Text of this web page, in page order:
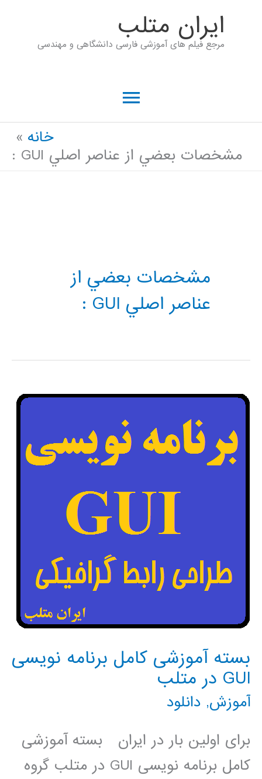
ايران متلب
مرجع فیلم های آموزشی فارسی دانشگاهی و مهندسی
فهرست
خانه
مشخصات بعضي از عناصر اصلي GUI :
مشخصات بعضي از
عناصر اصلي GUI :
بسته آموزشی کامل برنامه نویسی
GUI در متلب
آموزش, دانلود
برای اولین بار در ایران بسته آموزشی
کامل برنامه نویسی GUI در متلب گروه